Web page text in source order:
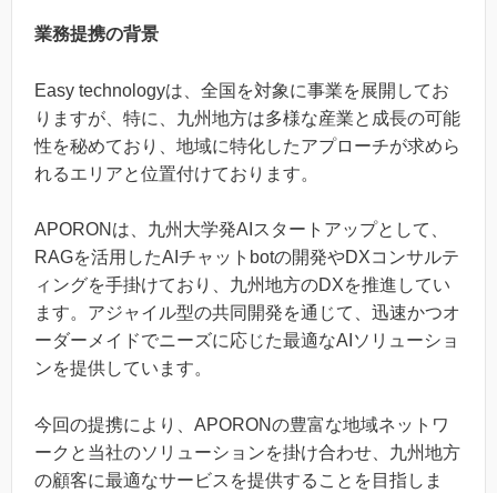
業務提携の背景
Easy technologyは、全国を対象に事業を展開してお
りますが、特に、九州地方は多様な産業と成長の可能
性を秘めており、地域に特化したアプローチが求めら
れるエリアと位置付けております。
APORONは、九州大学発AIスタートアップとして、
RAGを活用したAIチャットbotの開発やDXコンサルテ
ィングを手掛けており、九州地方のDXを推進してい
ます。アジャイル型の共同開発を通じて、迅速かつオ
ーダーメイドでニーズに応じた最適なAIソリューショ
ンを提供しています。
今回の提携により、APORONの豊富な地域ネットワ
ークと当社のソリューションを掛け合わせ、九州地方
の顧客に最適なサービスを提供することを目指しま